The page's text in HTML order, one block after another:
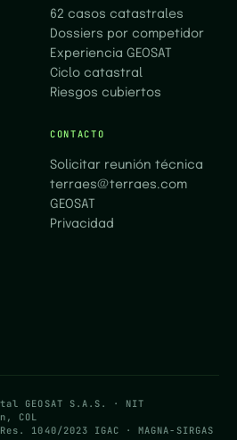
62 casos catastrales
Dossiers por competidor
Experiencia GEOSAT
Ciclo catastral
Riesgos cubiertos
CONTACTO
Solicitar reunión técnica
terraes@terraes.com
GEOSAT
Privacidad
GEOSAT S.A.S. · NIT
COL
1040/2023 IGAC · MAGNA-SIRGAS